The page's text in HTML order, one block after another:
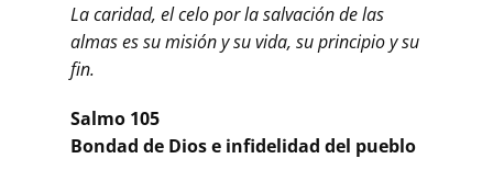
La caridad, el celo por la salvación de las
almas es su misión y su vida, su principio y su
fin.
Salmo 105
Bondad de Dios e infidelidad del pueblo